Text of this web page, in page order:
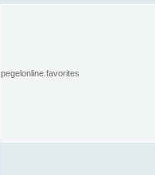
pegelonline.favorites